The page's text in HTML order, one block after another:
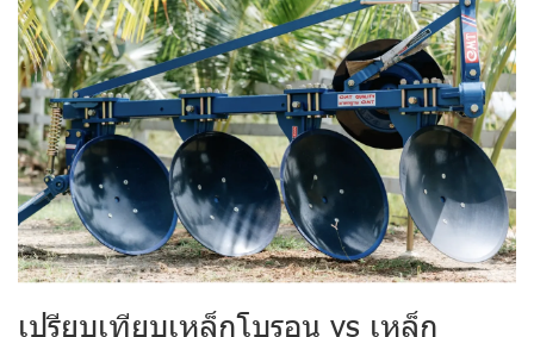
เปรียบเทียบเหล็กโบรอน vs เหล็ก